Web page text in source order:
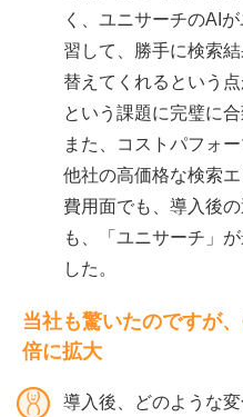
く、ユニサーチのAI
習して、勝手に検索
替えてくれるという
という課題に完璧に合
また、コストパフォ
他社の高価格な検索
費用面でも、導入後
も、「ユニサーチ」
した。
当社も驚いたのですが
倍に拡大
導入後、どのような変